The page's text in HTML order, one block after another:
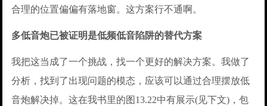
合理的位置偏偏有落地窗。这方案行不通啊。
多低音炮已被证明是低频低音陷阱的替代方案
我把这当成了一个挑战，找一个更好的解决方案。我做了
分析，找到了出现问题的模态，应该可以通过合理摆放低
音炮解决掉。这在我书里的图13.22中有展示(见下文)，包